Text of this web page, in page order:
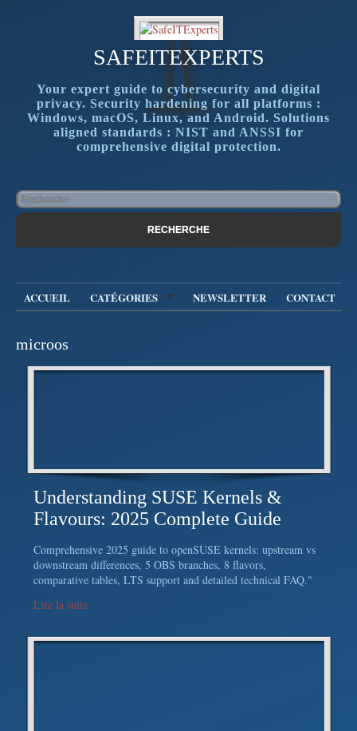
SAFEITEXPERTS
Your expert guide to cybersecurity and digital
privacy. Security hardening for all platforms :
Windows, macOS, Linux, and Android. Solutions
aligned standards : NIST and ANSSI for
comprehensive digital protection.
ACCUEIL CATÉGORIES NEWSLETTER CONTACT
microos
Understanding SUSE Kernels &
Flavours: 2025 Complete Guide
Comprehensive 2025 guide to openSUSE kernels: upstream vs
downstream differences, 5 OBS branches, 8 flavors,
comparative tables, LTS support and detailed technical FAQ."
Lire la suite